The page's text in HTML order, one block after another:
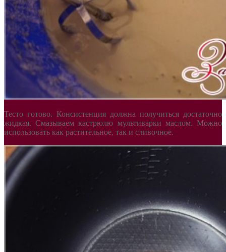
Тесто готово. Консистенция должна получиться достаточно
жидкая. Смазываем кастрюлю мультиварки маслом. Можно
использовать как растительное, так и сливочное.